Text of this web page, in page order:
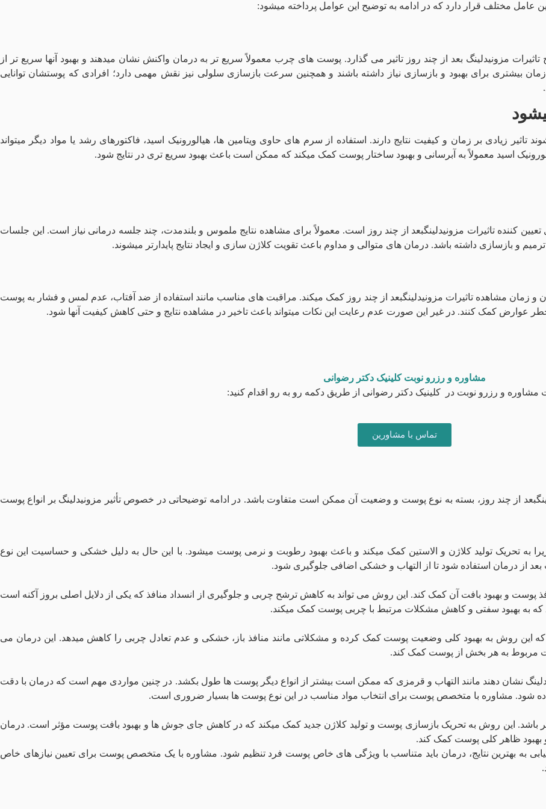
عامل مختلف قرار دارد که در ادامه به توضیح این عوامل پرداخته میشود:
مزونیدلینگ بعد از چند روز تاثیر می گذارد. پوست‌ های چرب معمولاً سریع‌ تر به درمان واکنش نشان میدهند و بهبود آنها سریع‌ تر از
برای بهبود و بازسازی نیاز داشته باشند و همچنین سرعت بازسازی سلولی نیز نقش مهمی دارد؛ افرادی که پوستشان توانایی
زیادی بر زمان و کیفیت نتایج دارند. استفاده از سرم‌ های حاوی ویتامین‌ ها، هیالورونیک اسید، فاکتورهای رشد یا مواد دیگر میتواند
اسید معمولاً به آبرسانی و بهبود ساختار پوست کمک میکند که ممکن است باعث بهبود سریع‌ تری در نتایج شود.
کننده تاثیرات مزونیدلینگبعد از چند روز است. معمولاً برای مشاهده نتایج ملموس و بلندمدت، چند جلسه درمانی نیاز است. این جلسات
و بازسازی داشته باشد. درمان‌ های متوالی و مداوم باعث تقویت کلاژن سازی و ایجاد نتایج پایدارتر میشوند.
زمان مشاهده تاثیرات مزونیدلینگبعد از چند روز کمک میکند. مراقبت‌ های مناسب مانند استفاده از ضد آفتاب، عدم لمس و فشار به پوست
عوارض کمک کنند. در غیر این صورت عدم رعایت این نکات میتواند باعث تاخیر در مشاهده نتایج و حتی کاهش کیفیت آنها شود.
مشاوره و رزرو نوبت کلینیک دکتر رضوانی
مشاوره و رزرو نوبت در کلینیک دکتر رضوانی از طریق دکمه رو به رو اقدام کنید:
تماس با مشاورین
از چند روز، بسته به نوع پوست و وضعیت آن ممکن است متفاوت باشد. در ادامه توضیحاتی در خصوص تأثیر مزونیدلینگ بر انواع پوست
به تحریک تولید کلاژن و الاستین کمک میکند و باعث بهبود رطوبت و نرمی پوست میشود. با این حال به دلیل خشکی و حساسیت این نوع
از درمان استفاده شود تا از التهاب و خشکی اضافی جلوگیری شود.
پوست و بهبود بافت آن کمک کند. این روش می تواند به کاهش ترشح چربی و جلوگیری از انسداد منافذ که یکی از دلایل اصلی بروز آکنه است
که به بهبود سفتی و کاهش مشکلات مرتبط با چربی پوست کمک میکند.
که این روش به بهبود کلی وضعیت پوست کمک کرده و مشکلاتی مانند منافذ باز، خشکی و عدم تعادل چربی را کاهش میدهد. این درمان می
مربوط به هر بخش از پوست کمک کند.
نشان دهند مانند التهاب و قرمزی که ممکن است بیشتر از انواع دیگر پوست‌ ها طول بکشد. در چنین مواردی مهم است که درمان با دقت
شود. مشاوره با متخصص پوست برای انتخاب مواد مناسب در این نوع پوست‌ ها بسیار ضروری است.
باشد. این روش به تحریک بازسازی پوست و تولید کلاژن جدید کمک میکند که در کاهش جای جوش‌ ها و بهبود بافت پوست مؤثر است. درمان‌
بهبود ظاهر کلی پوست کمک کند.
به بهترین نتایج، درمان باید متناسب با ویژگی‌ های خاص پوست فرد تنظیم شود. مشاوره با یک متخصص پوست برای تعیین نیازهای خاص